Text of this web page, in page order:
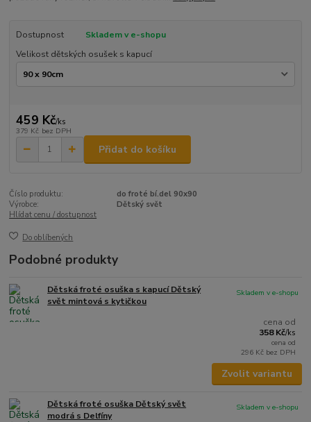
Dostupnost
Skladem v e-shopu
Velikost dětských osušek s kapucí
459 Kč/ks
379 Kč bez DPH
Přidat do košíku
Číslo produktu:
do froté bí.del 90x90
Výrobce:
Dětský svět
Hlídat cenu / dostupnost
Do oblíbených
Podobné produkty
Dětská froté osuška s kapucí Dětský
svět mintová s kytičkou
cena od
358 Kč/ks
cena od
296 Kč bez DPH
Skladem v e-shopu
Zvolit variantu
Dětská froté osuška Dětský svět
modrá s Delfíny
Skladem v e-shopu